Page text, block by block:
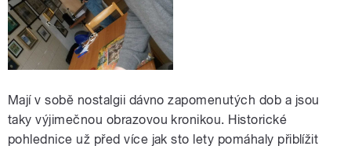
Mají v sobě nostalgii dávno zapomenutých dob a jsou
taky výjimečnou obrazovou kronikou. Historické
pohlednice už před více jak sto lety pomáhaly přiblížit